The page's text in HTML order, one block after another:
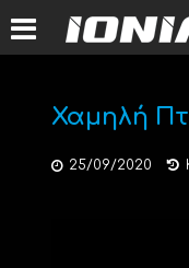
Χαμηλή
25/09/2020